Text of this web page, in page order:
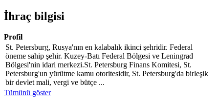
İhraç bilgisi
Profil
St. Petersburg, Rusya'nın en kalabalık ikinci şehridir. Federal
öneme sahip şehir. Kuzey-Batı Federal Bölgesi ve Leningrad
Bölgesi'nin idari merkezi.St. Petersburg Finans Komitesi, St.
Petersburg'un yürütme kamu otoritesidir, St. Petersburg'da birleşik
bir devlet mali, vergi ve bütçe ...
Tümünü göster